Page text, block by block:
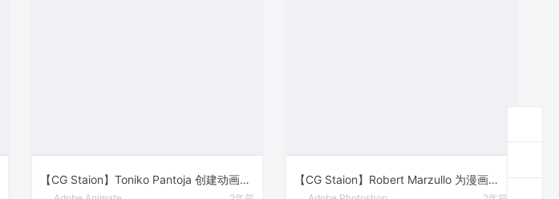
【CG Staion】Toniko Pantoja 创建动画故事板 【CG Staion】Robert Marzullo 为漫画绘制各种体型和比例